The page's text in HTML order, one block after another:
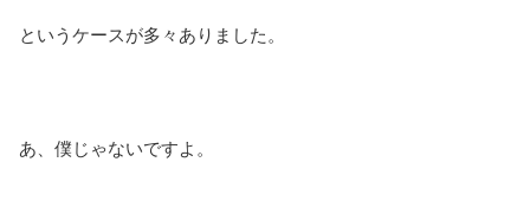
というケースが多々ありました。
あ、僕じゃないですよ。